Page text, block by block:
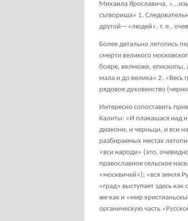
Михаила Ярославича,
сътвориша» 1.
другой—«людей», т. е.,
Более детально летопись
смерти великого
бояре, велможе, епископы,
мала и до велика» 2. «Весь
рядовое духовенство
Интересно сопоставить
Калиты: «И плакашася над
диакони, и черньци, и вси
разбираемых местах
«вси народи» (это,
православное сельское
«москвичей»); «вся земля
«град» выступает здесь
же как и «мир
органическую часть